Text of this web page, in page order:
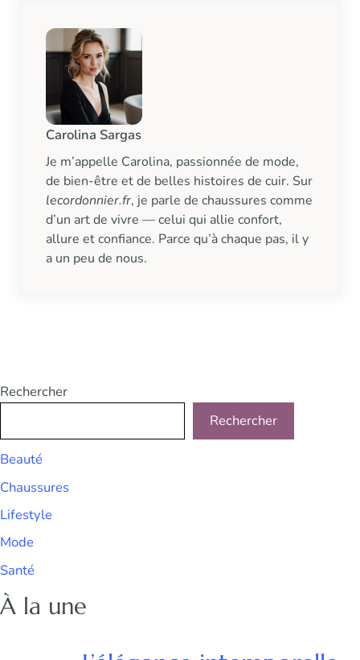
Carolina Sargas
Je m’appelle Carolina, passionnée de mode,
de bien-être et de belles histoires de cuir. Sur
lecordonnier.fr, je parle de chaussures comme
d’un art de vivre — celui qui allie confort,
allure et confiance. Parce qu’à chaque pas, il y
a un peu de nous.
Rechercher
Rechercher
Beauté
Chaussures
Lifestyle
Mode
Santé
À la une